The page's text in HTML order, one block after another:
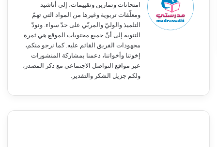
امتحانات وتمارين وتقييمات، إلى أناشيد
ومعلّقات تربوية وغيرها من المواد التي تهمّ
التلميذ والوليّ والمربّي على حدّ سواء. ونودّ
التنويه إلى أنّ جميع محتويات الموقع هي ثمرة
مجهودات الفريق القائم عليه. كما نرجو منكم،
إخوتنا وأخواتنا، دعمنا بمشاركة المنشورات
عبر مواقع التواصل الاجتماعي مع ذكر المصدر،
ولكم جزيل الشكر والتقدير.